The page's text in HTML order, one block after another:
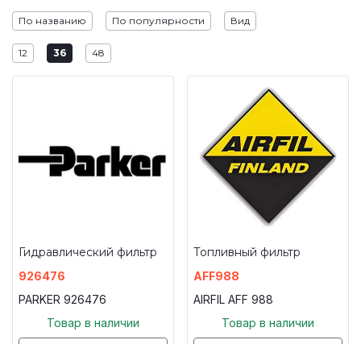
По названию По популярности Вид
12 36 48
Гидравлический фильтр
926476
PARKER 926476
Товар в наличии
Топливный фильтр
AFF988
AIRFIL AFF 988
Товар в наличии